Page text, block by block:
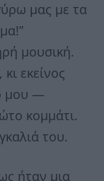
μας με τα
μουσική.
εκείνος
μου —
κομμάτι.
του.
ήταν μια